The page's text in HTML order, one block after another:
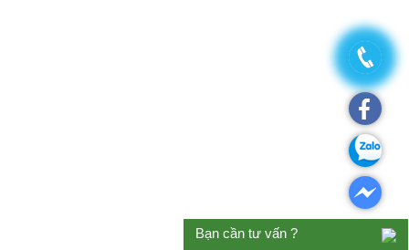
Bạn cần tư vấn ?